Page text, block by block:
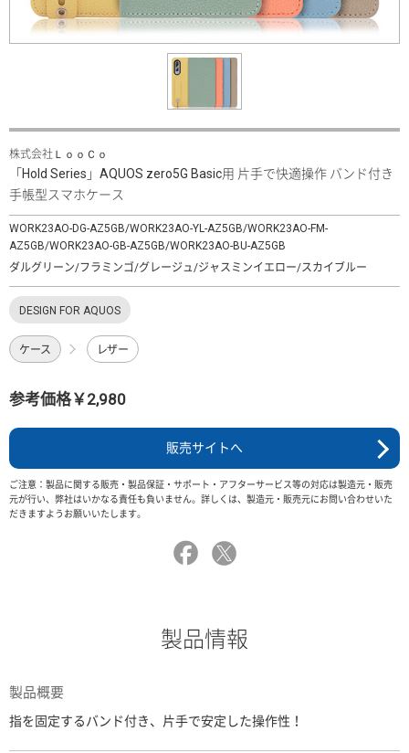
株式会社ＬｏｏＣｏ
「Hold Series」AQUOS zero5G Basic用 片手で快適操作 バンド付き
手帳型スマホケース
WORK23AO-DG-AZ5GB/WORK23AO-YL-AZ5GB/WORK23AO-FM-
AZ5GB/WORK23AO-GB-AZ5GB/WORK23AO-BU-AZ5GB
ダルグリーン/フラミンゴ/グレージュ/ジャスミンイエロー/スカイブルー
DESIGN FOR AQUOS
ケース レザー
参考価格￥2,980
販売サイトへ
ご注意：製品に関する販売・製品保証・サポート・アフターサービス等の対応は製造元・販売
元が行い、弊社はいかなる責任も負いません。詳しくは、製造元・販売元にお問い合わせいた
だきますようお願いいたします。
製品情報
製品概要
指を固定するバンド付き、片手で安定した操作性！